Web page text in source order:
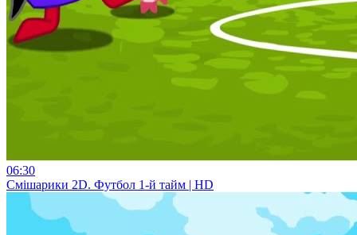
06:30
Смiшарики 2D. Футбол 1-й тайм | HD